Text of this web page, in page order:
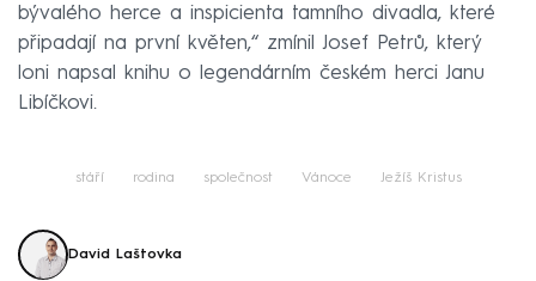
bývalého herce a inspicienta tamního divadla, které
připadají na první květen,“ zmínil Josef Petrů, který
loni napsal knihu o legendárním českém herci Janu
Libíčkovi.
stáří rodina společnost Vánoce Ježíš Kristus
David Laštovka